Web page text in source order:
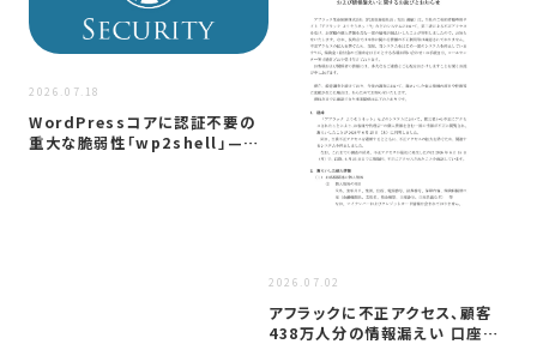
2026.07.18
WordPressコアに認証不要の
重大な脆弱性「wp2shell」—…
2026.07.02
アフラックに不正アクセス、顧客
438万人分の情報漏えい 口座情